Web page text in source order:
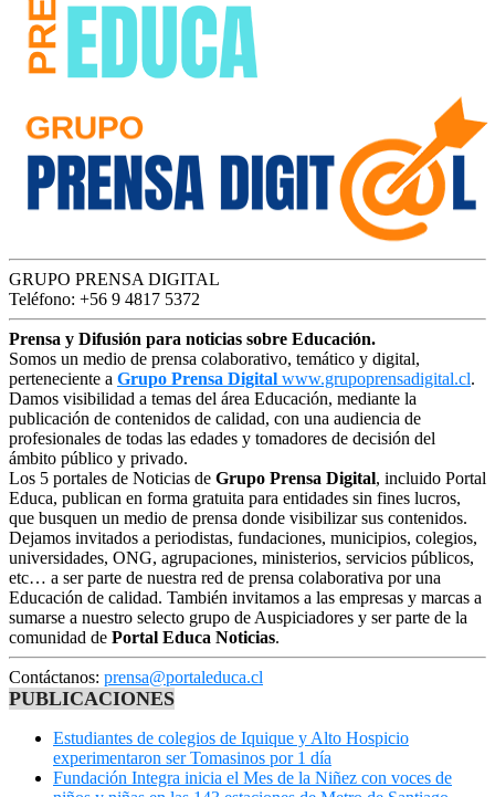
GRUPO PRENSA DIGITAL
Teléfono: +56 9 4817 5372
Prensa y Difusión para noticias sobre Educación.
Somos un medio de prensa colaborativo, temático y digital,
perteneciente a Grupo Prensa Digital www.grupoprensadigital.cl.
Damos visibilidad a temas del área Educación, mediante la
publicación de contenidos de calidad, con una audiencia de
profesionales de todas las edades y tomadores de decisión del
ámbito público y privado.
Los 5 portales de Noticias de Grupo Prensa Digital, incluido Portal
Educa, publican en forma gratuita para entidades sin fines lucros,
que busquen un medio de prensa donde visibilizar sus contenidos.
Dejamos invitados a periodistas, fundaciones, municipios, colegios,
universidades, ONG, agrupaciones, ministerios, servicios públicos,
etc… a ser parte de nuestra red de prensa colaborativa por una
Educación de calidad. También invitamos a las empresas y marcas a
sumarse a nuestro selecto grupo de Auspiciadores y ser parte de la
comunidad de Portal Educa Noticias.
Contáctanos: prensa@portaleduca.cl
PUBLICACIONES
Estudiantes de colegios de Iquique y Alto Hospicio
experimentaron ser Tomasinos por 1 día
Fundación Integra inicia el Mes de la Niñez con voces de